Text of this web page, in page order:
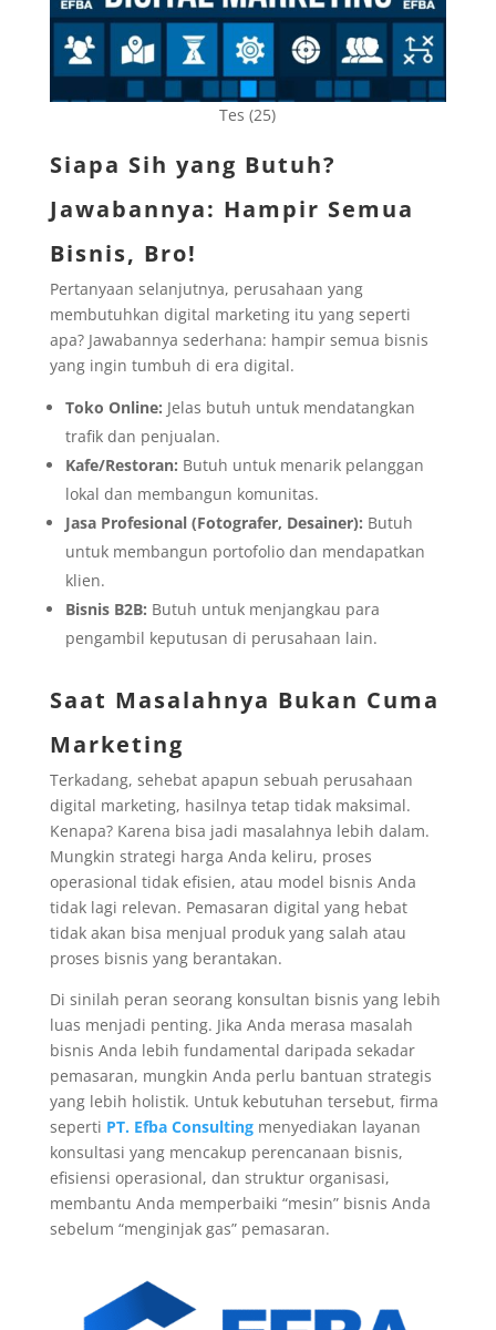
Tes (25)
Siapa Sih yang Butuh?
Jawabannya: Hampir Semua
Bisnis, Bro!
Pertanyaan selanjutnya, perusahaan yang
membutuhkan digital marketing itu yang seperti
apa? Jawabannya sederhana: hampir semua bisnis
yang ingin tumbuh di era digital.
Toko Online: Jelas butuh untuk mendatangkan
trafik dan penjualan.
Kafe/Restoran: Butuh untuk menarik pelanggan
lokal dan membangun komunitas.
Jasa Profesional (Fotografer, Desainer): Butuh
untuk membangun portofolio dan mendapatkan
klien.
Bisnis B2B: Butuh untuk menjangkau para
pengambil keputusan di perusahaan lain.
Saat Masalahnya Bukan Cuma
Marketing
Terkadang, sehebat apapun sebuah perusahaan
digital marketing, hasilnya tetap tidak maksimal.
Kenapa? Karena bisa jadi masalahnya lebih dalam.
Mungkin strategi harga Anda keliru, proses
operasional tidak efisien, atau model bisnis Anda
tidak lagi relevan. Pemasaran digital yang hebat
tidak akan bisa menjual produk yang salah atau
proses bisnis yang berantakan.
Di sinilah peran seorang konsultan bisnis yang lebih
luas menjadi penting. Jika Anda merasa masalah
bisnis Anda lebih fundamental daripada sekadar
pemasaran, mungkin Anda perlu bantuan strategis
yang lebih holistik. Untuk kebutuhan tersebut, firma
seperti PT. Efba Consulting menyediakan layanan
konsultasi yang mencakup perencanaan bisnis,
efisiensi operasional, dan struktur organisasi,
membantu Anda memperbaiki “mesin” bisnis Anda
sebelum “menginjak gas” pemasaran.